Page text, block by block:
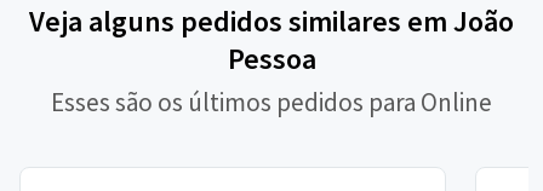
Veja alguns pedidos similares em João
Pessoa
Esses são os últimos pedidos para Online